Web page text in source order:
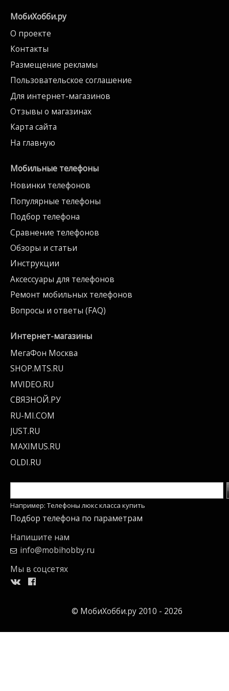
МобиХобби.ру
О проекте
Контакты
Размещение рекламы
Пользовательское соглашение
Для интернет-магазинов
Отзывы о магазинах
Карта сайта
На главную
Мобильные телефоны
Новинки телефонов
Популярные телефоны
Подбор телефона
Сравнение телефонов
Обзоры и статьи
Инструкции
Аксессуары для телефонов
Ремонт мобильных телефонов
Вопросы и ответы (FAQ)
Интернет-магазины
МегаФон Москва
SHOP.MTS.RU
MVIDEO.RU
СВЯЗНОЙ.РУ
RU-MI.COM
JUST.RU
MAXIMUS.RU
OLDI.RU
Например: Телефоны люкс класса купить
Подбор телефона по параметрам
Напишите нам
info@mobihobby.ru
Мы в соцсетях
© МобиХобби.ру 2010 - 2026